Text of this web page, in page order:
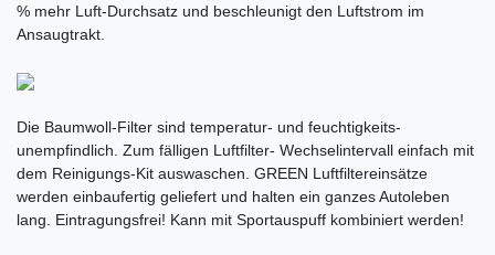
% mehr Luft-Durchsatz und beschleunigt den Luftstrom im
Ansaugtrakt.
Die Baumwoll-Filter sind temperatur- und feuchtigkeits-
unempfindlich. Zum fälligen Luftfilter- Wechselintervall einfach mit
dem Reinigungs-Kit auswaschen. GREEN Luftfiltereinsätze
werden einbaufertig geliefert und halten ein ganzes Autoleben
lang. Eintragungsfrei! Kann mit Sportauspuff kombiniert werden!